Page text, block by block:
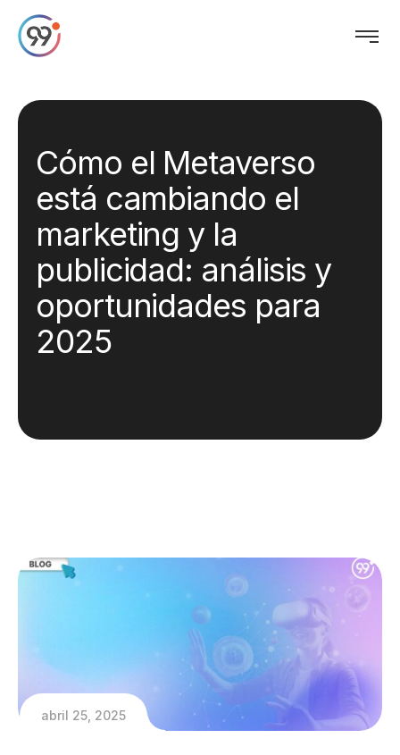
Cómo el Metaverso
está cambiando el
marketing y la
publicidad: análisis y
oportunidades para
2025
abril 25, 2025